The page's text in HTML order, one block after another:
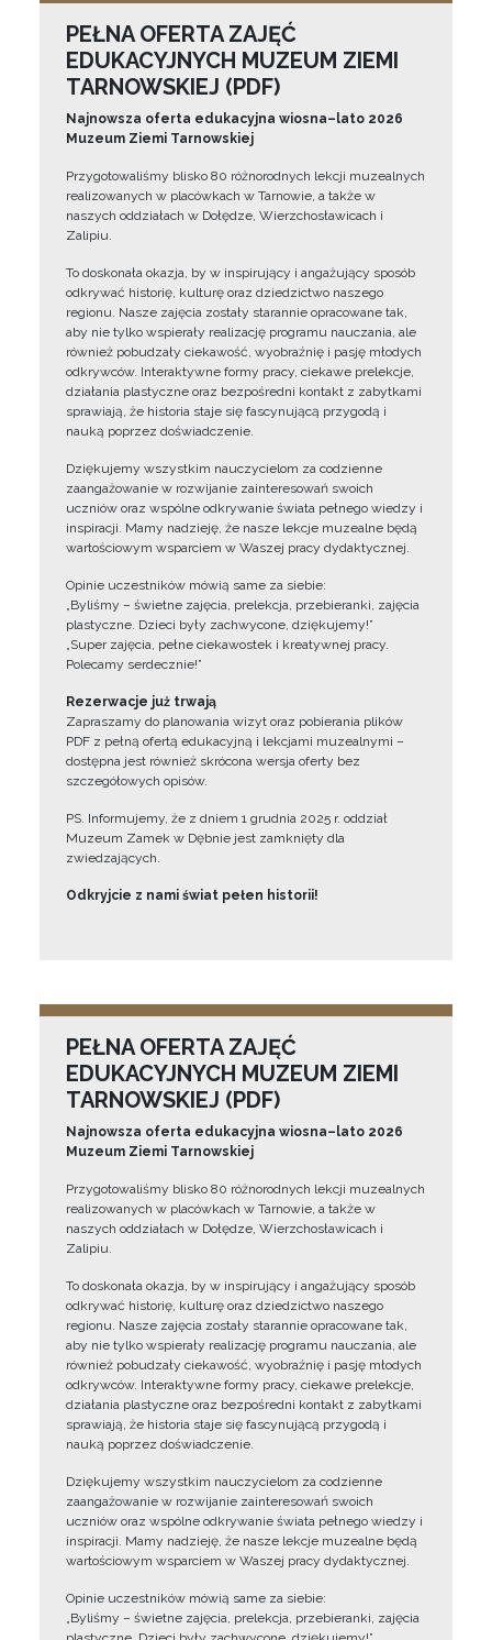
PEŁNA OFERTA ZAJĘĆ
EDUKACYJNYCH MUZEUM ZIEMI
TARNOWSKIEJ (PDF)
Najnowsza oferta edukacyjna wiosna–lato 2026
Muzeum Ziemi Tarnowskiej
Przygotowaliśmy blisko 80 różnorodnych lekcji muzealnych
realizowanych w placówkach w Tarnowie, a także w
naszych oddziałach w Dołędze, Wierzchosławicach i
Zalipiu.
To doskonała okazja, by w inspirujący i angażujący sposób
odkrywać historię, kulturę oraz dziedzictwo naszego
regionu. Nasze zajęcia zostały starannie opracowane tak,
aby nie tylko wspierały realizację programu nauczania, ale
również pobudzały ciekawość, wyobraźnię i pasję młodych
odkrywców. Interaktywne formy pracy, ciekawe prelekcje,
działania plastyczne oraz bezpośredni kontakt z zabytkami
sprawiają, że historia staje się fascynującą przygodą i
nauką poprzez doświadczenie.
Dziękujemy wszystkim nauczycielom za codzienne
zaangażowanie w rozwijanie zainteresowań swoich
uczniów oraz wspólne odkrywanie świata pełnego wiedzy i
inspiracji. Mamy nadzieję, że nasze lekcje muzealne będą
wartościowym wsparciem w Waszej pracy dydaktycznej.
Opinie uczestników mówią same za siebie:
„Byliśmy – świetne zajęcia, prelekcja, przebieranki, zajęcia
plastyczne. Dzieci były zachwycone, dziękujemy!”
„Super zajęcia, pełne ciekawostek i kreatywnej pracy.
Polecamy serdecznie!”
Rezerwacje już trwają
Zapraszamy do planowania wizyt oraz pobierania plików
PDF z pełną ofertą edukacyjną i lekcjami muzealnymi –
dostępna jest również skrócona wersja oferty bez
szczegółowych opisów.
PS. Informujemy, że z dniem 1 grudnia 2025 r. oddział
Muzeum Zamek w Dębnie jest zamknięty dla
zwiedzających.
Odkryjcie z nami świat pełen historii!
PEŁNA OFERTA ZAJĘĆ
EDUKACYJNYCH MUZEUM ZIEMI
TARNOWSKIEJ (PDF)
Najnowsza oferta edukacyjna wiosna–lato 2026
Muzeum Ziemi Tarnowskiej
Przygotowaliśmy blisko 80 różnorodnych lekcji muzealnych
realizowanych w placówkach w Tarnowie, a także w
naszych oddziałach w Dołędze, Wierzchosławicach i
Zalipiu.
To doskonała okazja, by w inspirujący i angażujący sposób
odkrywać historię, kulturę oraz dziedzictwo naszego
regionu. Nasze zajęcia zostały starannie opracowane tak,
aby nie tylko wspierały realizację programu nauczania, ale
również pobudzały ciekawość, wyobraźnię i pasję młodych
odkrywców. Interaktywne formy pracy, ciekawe prelekcje,
działania plastyczne oraz bezpośredni kontakt z zabytkami
sprawiają, że historia staje się fascynującą przygodą i
nauką poprzez doświadczenie.
Dziękujemy wszystkim nauczycielom za codzienne
zaangażowanie w rozwijanie zainteresowań swoich
uczniów oraz wspólne odkrywanie świata pełnego wiedzy i
inspiracji. Mamy nadzieję, że nasze lekcje muzealne będą
wartościowym wsparciem w Waszej pracy dydaktycznej.
Opinie uczestników mówią same za siebie:
„Byliśmy – świetne zajęcia, prelekcja, przebieranki, zajęcia